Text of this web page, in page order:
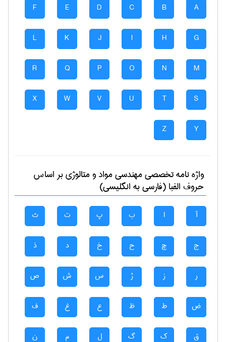
A
B
C
D
E
F
G
H
I
J
K
L
M
N
O
P
Q
R
S
T
U
V
W
X
Y
Z
واژه نامه تخصصیمهندسی مواد و متالوژیبر اساس
حروف الفبا (فارسی به انگلیسی)
آ ا ب پ ت ث
ج چ ح خ د ذ
ر ز ژ س ش ص
ض ط ظ ع غ ف
ق ک گ ل م ن